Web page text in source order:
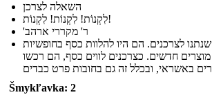
השאלה לצרכן
לִקְנוֹת! לִקְנוֹת! לִקְנוֹת!
'ר' מקררי ארהב
לצרכנים. הם היו להלוות כסף בחופשיות
חדשים. כצרכנים לווים כסף, הם רכשו
Šmykľavka: 2